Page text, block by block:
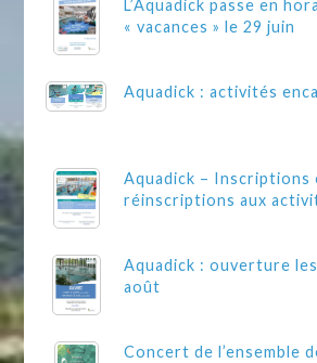
L’Aquadick passe en
« vacances » le 29 juin
Aquadick : activités
Aquadick – Inscriptions
réinscriptions aux
Aquadick : ouverture
août
Concert de l’ensemble